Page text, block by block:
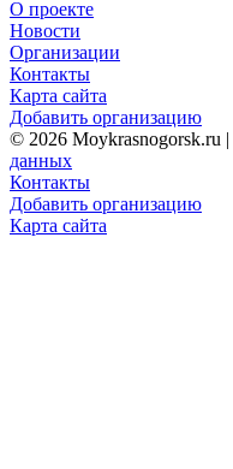
О проекте
Новости
Организации
Контакты
Карта сайта
Добавить организацию
© 2026 Moykrasnogorsk.ru |
данных
Контакты
Добавить организацию
Карта сайта